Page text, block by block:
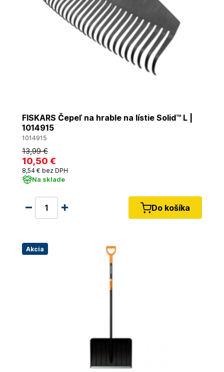
FISKARS Čepeľ na hrable na lístie Solid™ L |
1014915
1014915
13,99 €
10,50 €
8,54 € bez DPH
Na sklade
Do košíka
Akcia